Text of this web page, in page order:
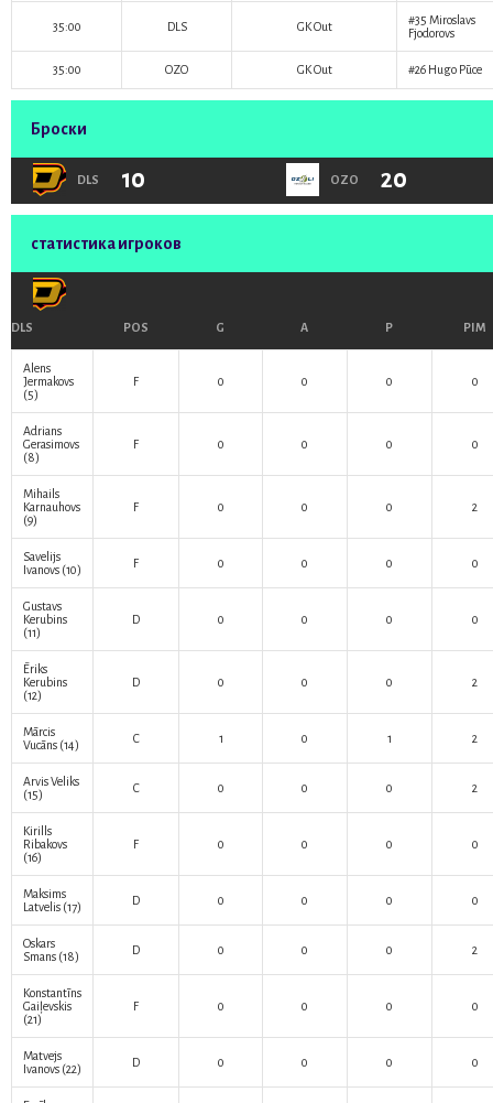
35:00 DLS GK Out #35 Miroslavs
Fjodorovs
35:00 OZO GK Out #26 Hugo Pūce
Броски
DLS 10 OZO 20
статистика игроков
DLS POS G A P PIM
Alens
Jermakovs
(5)
F 0 0 0 0
Adrians
Gerasimovs
(8)
F 0 0 0 0
Mihails
Karnauhovs
(9)
F 0 0 0 2
Savelijs
Ivanovs (10) F 0 0 0 0
Gustavs
Kerubins
(11)
D 0 0 0 0
Ēriks
Kerubins
(12)
D 0 0 0 2
Mārcis
Vucāns (14) C 1 0 1 2
Arvis Veliks
(15)
C 0 0 0 2
Kirills
Ribakovs
(16)
F 0 0 0 0
Maksims
Latvelis (17) D 0 0 0 0
Oskars
Smans (18) D 0 0 0 2
Konstantīns
Gaiļevskis
(21)
F 0 0 0 0
Matvejs
Ivanovs (22) D 0 0 0 0